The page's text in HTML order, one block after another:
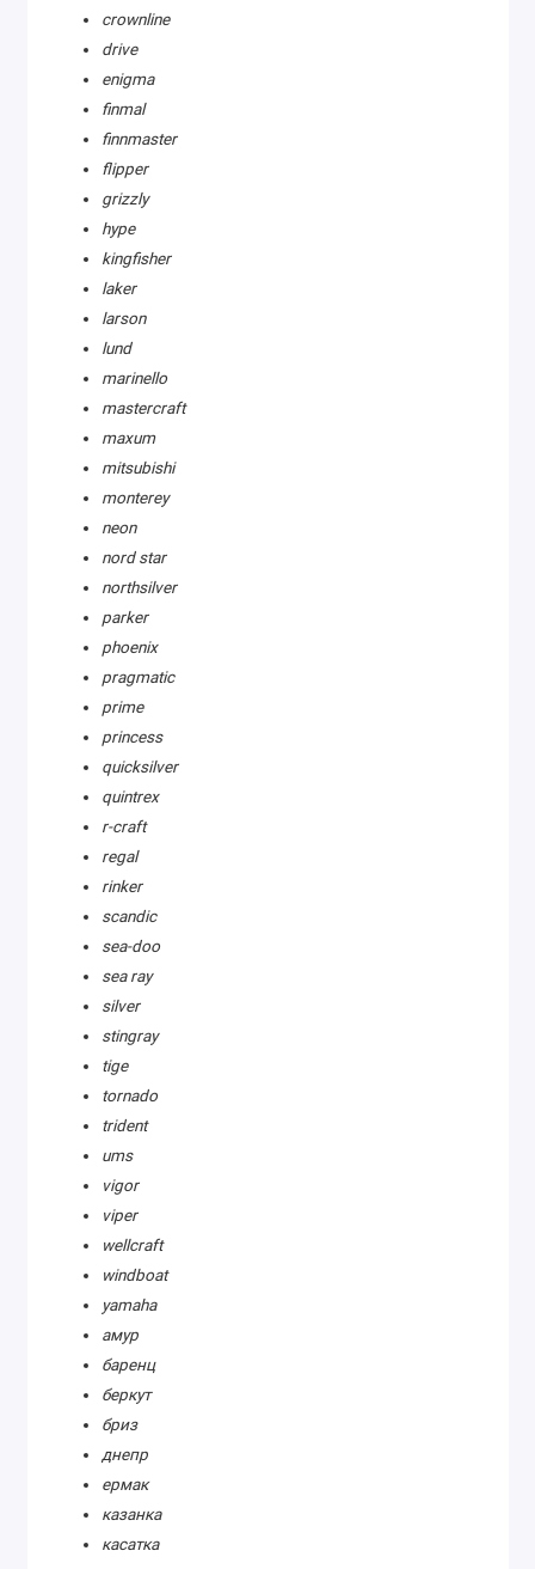
crownline
drive
enigma
finmal
finnmaster
flipper
grizzly
hype
kingfisher
laker
larson
lund
marinello
mastercraft
maxum
mitsubishi
monterey
neon
nord star
northsilver
parker
phoenix
pragmatic
prime
princess
quicksilver
quintrex
r-craft
regal
rinker
scandic
sea-doo
sea ray
silver
stingray
tige
tornado
trident
ums
vigor
viper
wellcraft
windboat
yamaha
амур
баренц
беркут
бриз
днепр
ермак
казанка
касатка